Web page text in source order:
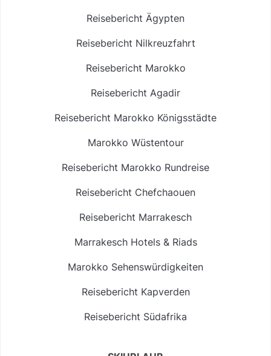
Reisebericht Ägypten
Reisebericht Nilkreuzfahrt
Reisebericht Marokko
Reisebericht Agadir
Reisebericht Marokko Königsstädte
Marokko Wüstentour
Reisebericht Marokko Rundreise
Reisebericht Chefchaouen
Reisebericht Marrakesch
Marrakesch Hotels & Riads
Marokko Sehenswürdigkeiten
Reisebericht Kapverden
Reisebericht Südafrika